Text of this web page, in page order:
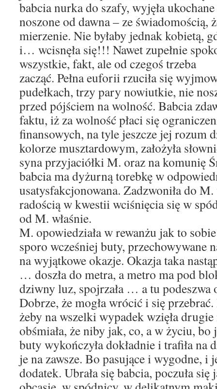
babcia nurka do szafy, wyjęła
noszone od dawna – ze świadomością,
mierzenie. Nie byłaby jednak kobietą,
i… wcisnęła się!!! Nawet zupełnie
wszystkie, fakt, ale od czegoś trzeba
zacząć. Pełna euforii rzuciła się
pudełkach, trzy pary nowiutkie, nie
przed pójściem na wolność. Babcia
faktu, iż za wolność płaci się
finansowych, na tyle jeszcze jej rozum
kolorze musztardowym, założyła
syna przyjaciółki M. oraz na komunię
babcia ma dyżurną torebkę w
usatysfakcjonowana. Zadzwoniła do
radością w kwestii wciśnięcia się w
od M. właśnie.
M. opowiedziała w rewanżu jak to
sporo wcześniej buty, przechowywane
na wyjątkowe okazje. Okazja taka
… doszła do metra, a metro ma pod
dziwny luz, spojrzała … a tu podeszwa
Dobrze, że mogła wrócić i się
żeby na wszelki wypadek wzięła
obśmiała, że niby jak, co, a w życiu, bo
buty wykończyła dokładnie i trafiła na
je na zawsze. Bo pasujące i wygodne, i
dodatek. Ubrała się babcia, poczuła się